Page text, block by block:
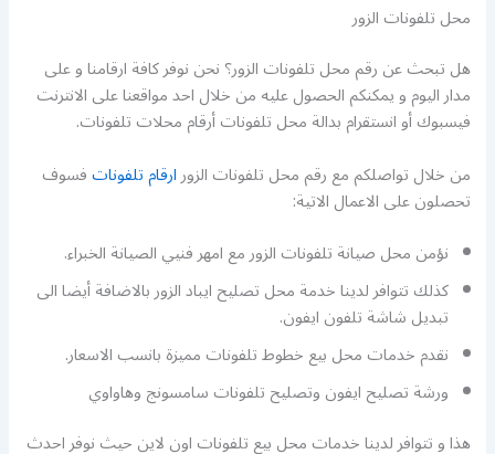
محل تلفونات الزور
هل تبحث عن رقم محل تلفونات الزور؟ نحن نوفر كافة ارقامنا و على
مدار اليوم و يمكنكم الحصول عليه من خلال احد مواقعنا على الانترنت
فيسبوك أو انستقرام بدالة محل تلفونات أرقام محلات تلفونات.
من خلال تواصلكم مع رقم محل تلفونات الزورارقام تلفوناتفسوف
تحصلون على الاعمال الاتية:
نؤمن محل صيانة تلفونات الزور مع امهر فنيي الصيانة الخبراء.
كذلك تتوافر لدينا خدمة محل تصليح ايباد الزور بالاضافة أيضا الى
تبديل شاشة تلفون ايفون.
نقدم خدمات محل بيع خطوط تلفونات مميزة بانسب الاسعار.
ورشة تصليح ايفون وتصليح تلفونات سامسونج وهاواوي
هذا و تتوافر لدينا خدمات محل بيع تلفونات اون لاين حيث نوفر احدث